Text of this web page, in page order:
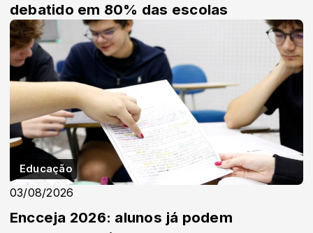
debatido em 80% das escolas
Educação
03/08/2026
Encceja 2026: alunos já podem